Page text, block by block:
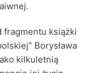
fragmentu książki
Borysława
kilkuletnią